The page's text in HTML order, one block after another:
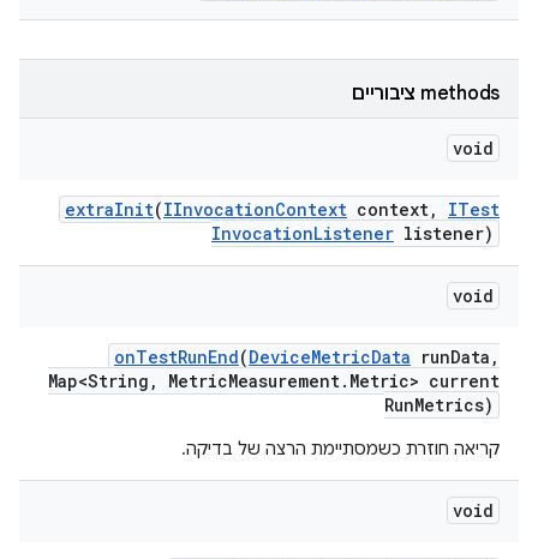
‫methods ציבוריים
void
extraInit(IInvocationContext context,
ITest
InvocationListener listener)
void
onTestRunEnd(DeviceMetricData runData ,
Map<String , MetricMeasurement. Metric> current
RunMetrics)
קריאה חוזרת כשמסתיימת הרצה של בדיקה.
void